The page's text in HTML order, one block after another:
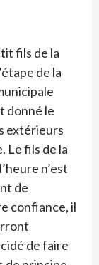
fils de la
de la
donné le
extérieurs
Le fils de la
n’est
de
confiance, il
de faire